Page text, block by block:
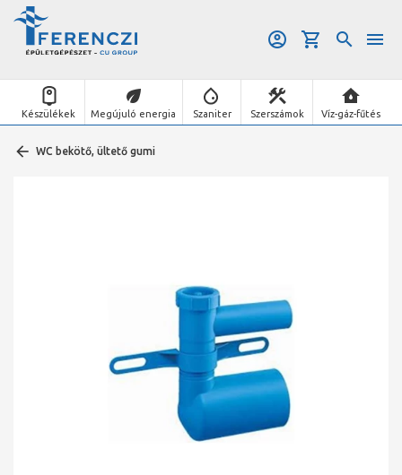
Készülékek Megújuló energia Szaniter Szerszámok Víz-gáz-fűtés
WC bekötő, ültető gumi